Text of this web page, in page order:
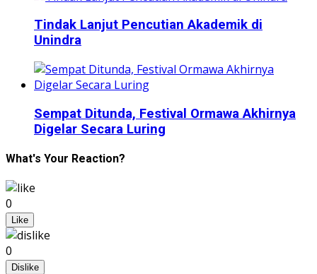
Tindak Lanjut Pencutian Akademik di
Unindra
Sempat Ditunda, Festival Ormawa Akhirnya
Digelar Secara Luring
What's Your Reaction?
0
Like
0
Dislike